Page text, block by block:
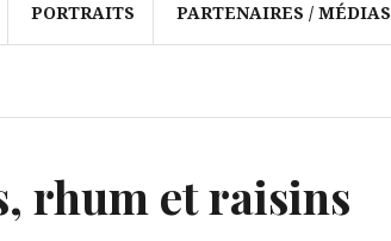
PORTRAITS PARTENAIRES / MÉDIAS
rhum et raisins